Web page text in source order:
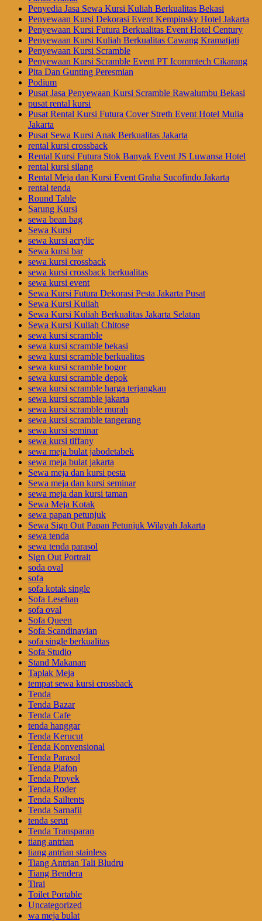
Penyedia Jasa Sewa Kursi Kuliah Berkualitas Bekasi
Penyewaan Kursi Dekorasi Event Kempinsky Hotel Jakarta
Penyewaan Kursi Futura Berkualitas Event Hotel Century
Penyewaan Kursi Kuliah Berkualitas Cawang Kramatjati
Penyewaan Kursi Scramble
Penyewaan Kursi Scramble Event PT Icommtech Cikarang
Pita Dan Gunting Peresmian
Podium
Pusat Jasa Penyewaan Kursi Scramble Rawalumbu Bekasi
pusat rental kursi
Pusat Rental Kursi Futura Cover Streth Event Hotel Mulia
Jakarta
Pusat Sewa Kursi Anak Berkualitas Jakarta
rental kursi crossback
Rental Kursi Futura Stok Banyak Event JS Luwansa Hotel
rental kursi silang
Rental Meja dan Kursi Event Graha Sucofindo Jakarta
rental tenda
Round Table
Sarung Kursi
sewa bean bag
Sewa Kursi
sewa kursi acrylic
Sewa kursi bar
sewa kursi crossback
sewa kursi crossback berkualitas
sewa kursi event
Sewa Kursi Futura Dekorasi Pesta Jakarta Pusat
Sewa Kursi Kuliah
Sewa Kursi Kuliah Berkualitas Jakarta Selatan
Sewa Kursi Kuliah Chitose
sewa kursi scramble
sewa kursi scramble bekasi
sewa kursi scramble berkualitas
sewa kursi scramble bogor
sewa kursi scramble depok
sewa kursi scramble harga terjangkau
sewa kursi scramble jakarta
sewa kursi scramble murah
sewa kursi scramble tangerang
sewa kursi seminar
sewa kursi tiffany
sewa meja bulat jabodetabek
sewa meja bulat jakarta
Sewa meja dan kursi pesta
Sewa meja dan kursi seminar
sewa meja dan kursi taman
Sewa Meja Kotak
sewa papan petunjuk
Sewa Sign Out Papan Petunjuk Wilayah Jakarta
sewa tenda
sewa tenda parasol
Sign Out Portrait
soda oval
sofa
sofa kotak single
Sofa Lesehan
sofa oval
Sofa Queen
Sofa Scandinavian
sofa single berkualitas
Sofa Studio
Stand Makanan
Taplak Meja
tempat sewa kursi crossback
Tenda
Tenda Bazar
Tenda Cafe
tenda hanggar
Tenda Kerucut
Tenda Konvensional
Tenda Parasol
Tenda Plafon
Tenda Proyek
Tenda Roder
Tenda Sailtents
Tenda Sarnafil
tenda serut
Tenda Transparan
tiang antrian
tiang antrian stainless
Tiang Antrian Tali Bludru
Tiang Bendera
Tirai
Toilet Portable
Uncategorized
wa meja bulat